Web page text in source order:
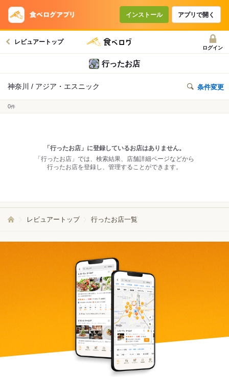
インストール アプリで開く
レビュアートップ
ログイン
行ったお店
神奈川 / アジア・エスニック 条件変更
0件
「行ったお店」に登録しているお店はありません。
「行ったお店」では、検索結果、店舗詳細ページなどから
行ったお店を登録し、管理することができます。
レビュアートップ 行ったお店一覧